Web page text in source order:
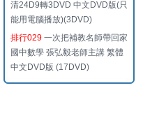
清24D9轉3DVD 中文DVD版(只
能用電腦播放)(3DVD)
排行029 一次把補教名師帶回家
國中數學 張弘毅老師主講 繁體
中文DVD版 (17DVD)